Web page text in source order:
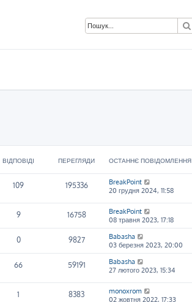
ВІДПОВІДІ ПЕРЕГЛЯДИ ОСТАННЄ ПОВІДОМЛЕННЯ
109 195336
BreakPoint
20 грудня 2024, 11:58
9 16758
BreakPoint
08 травня 2023, 17:18
0 9827
Babasha
03 березня 2023, 20:00
66 59191
Babasha
27 лютого 2023, 15:34
1 8383
monoxrom
02 жовтня 2022, 17:33